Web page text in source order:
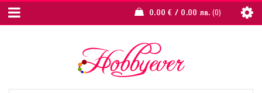
0.00€ / 0.00 лв. 0